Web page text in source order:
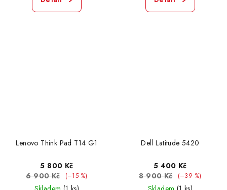
Lenovo Think Pad T14 G1
5 800 Kč
6 900 Kč
(–15 %)
Dell Latitude 5420
5 400 Kč
8 900 Kč
(–39 %)